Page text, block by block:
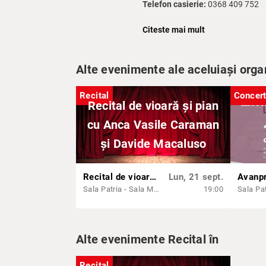
Telefon casierie: 0368 409 752
Accesul la concertele din Sala
Dacă, din întâmplare ajungeți
Pentru buna desfășurare a
cerințelor de mai sus.
Citeste mai mult
Alte evenimente ale aceluiași
Recital
Recital de vioară și pian
cu Anca Vasile Caraman
și Davide Macaluso
Recital de vioară și pian cu Anca Vasile Caraman și Davide Macaluso
Sala Patria - Sala Muzicii de Camera
Lun, 21 sept.
19:00
Concert
Sala
Alte evenimente Recital în